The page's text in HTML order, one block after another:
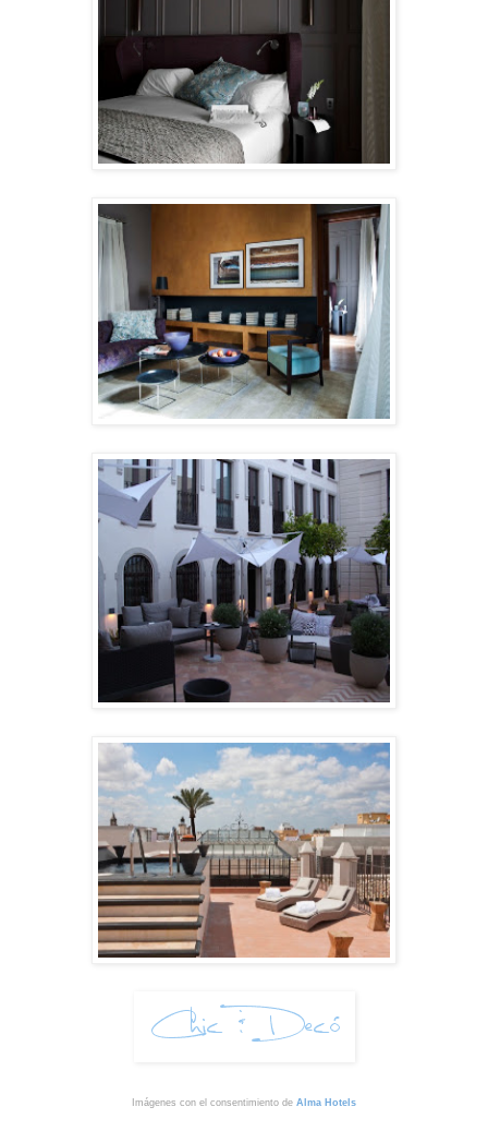
Imágenes con el consentimiento de Alma Hotels